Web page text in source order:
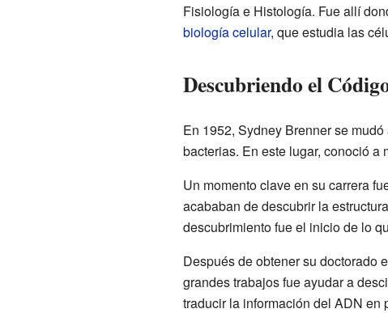
Fisiología e Histología. Fue allí
biología celular, que estudia las
Descubriendo el
En 1952, Sydney Brenner se mudó
bacterias. En este lugar, conoció
Un momento clave en su carrera
acababan de descubrir la
descubrimiento fue el inicio de lo
Después de obtener su doctorado
grandes trabajos fue ayudar a
traducir la información del ADN en